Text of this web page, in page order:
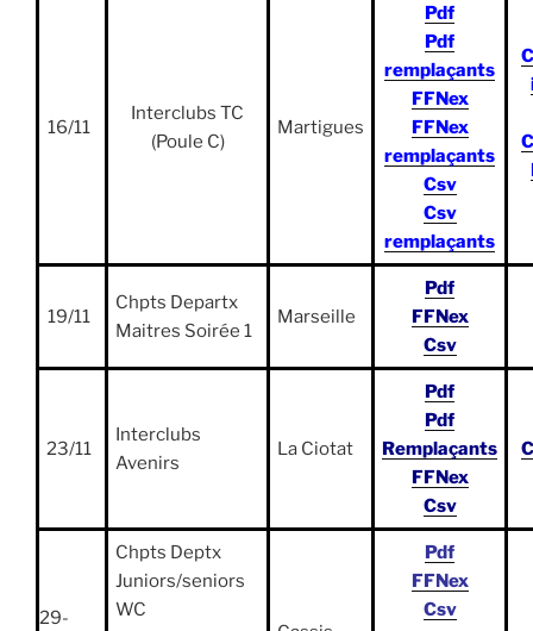
16/11
Interclubs TC
(Poule C)
Martigues
Pdf
Pdf
remplaçants
FFNex
FFNex
remplaçants
Csv
Csv
remplaçants
19/11
Chpts Departx
Maitres Soirée 1
Marseille
Pdf
FFNex
Csv
23/11
Interclubs
Avenirs
La Ciotat
Pdf
Pdf
Remplaçants
FFNex
Csv
29-
Chpts Deptx
Juniors/seniors
WC
Pdf
FFNex
Csv